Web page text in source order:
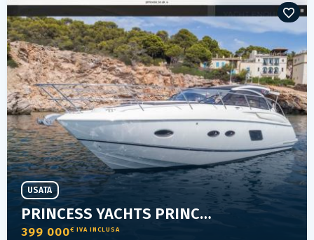
PRINCESS YACHTS PRINCESS 39
399 000€ IVA INCLUSA
USATA